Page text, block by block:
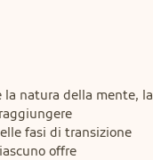
la natura della mente, la
fasi di transizione
offre